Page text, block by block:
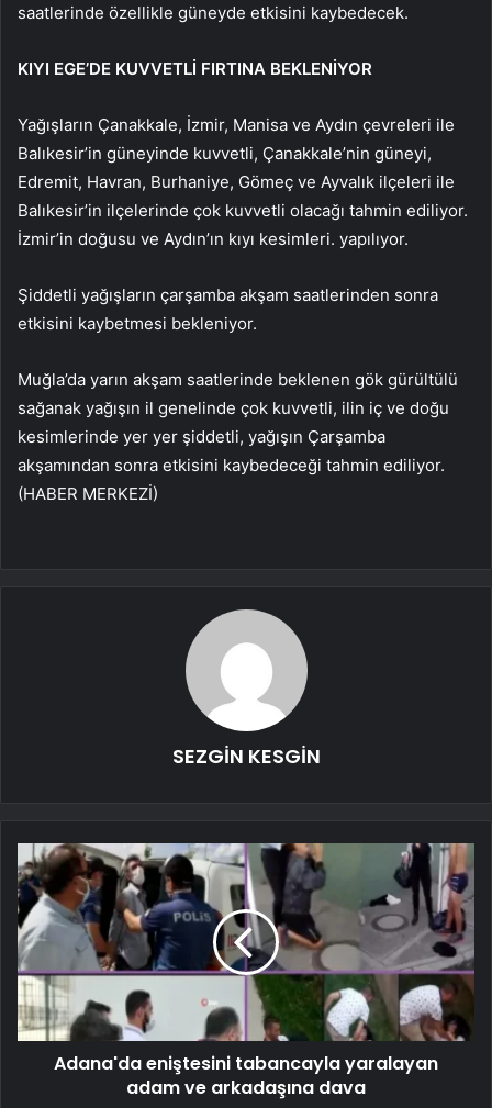
saatlerinde özellikle güneyde etkisini kaybedecek.
KIYI EGE’DE KUVVETLİ FIRTINA BEKLENİYOR
Yağışların Çanakkale, İzmir, Manisa ve Aydın çevreleri ile
Balıkesir’in güneyinde kuvvetli, Çanakkale’nin güneyi,
Edremit, Havran, Burhaniye, Gömeç ve Ayvalık ilçeleri ile
Balıkesir’in ilçelerinde çok kuvvetli olacağı tahmin ediliyor.
İzmir’in doğusu ve Aydın’ın kıyı kesimleri. yapılıyor.
Şiddetli yağışların çarşamba akşam saatlerinden sonra
etkisini kaybetmesi bekleniyor.
Muğla’da yarın akşam saatlerinde beklenen gök gürültülü
sağanak yağışın il genelinde çok kuvvetli, ilin iç ve doğu
kesimlerinde yer yer şiddetli, yağışın Çarşamba
akşamından sonra etkisini kaybedeceği tahmin ediliyor.
(HABER MERKEZİ)
SEZGİN KESGİN
Adana'da eniştesini tabancayla yaralayan
adam ve arkadaşına dava